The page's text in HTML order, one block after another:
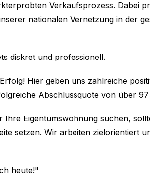
Verkaufsprozess. Dabei
nationalen Vernetzung in der
diskret und professionell.
Hier geben uns zahlreiche
Abschlussquote von über
Eigentumswohnung suchen,
setzen. Wir arbeiten zielorientiert
heute!"